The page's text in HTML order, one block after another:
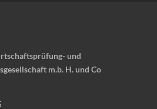
und
m.b. H. und Co